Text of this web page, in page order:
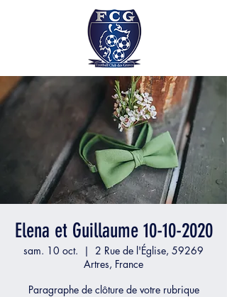
Elena et Guillaume 10-10-2020
sam. 10 oct.
  |
2 Rue de l'Église, 59269
Artres, France
Paragraphe de clôture de votre rubrique